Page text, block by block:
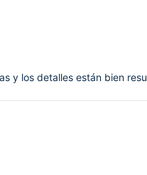
y los detalles están bien